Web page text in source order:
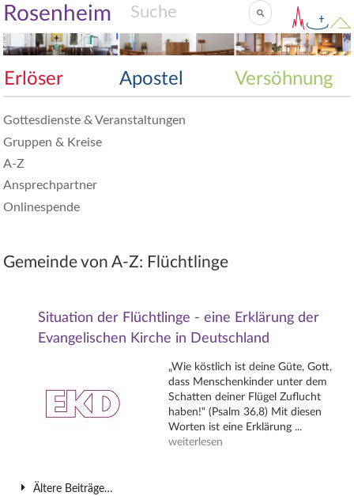
Rosenheim
Erlöser Apostel Versöhnung
Gottesdienste & Veranstaltungen
Gruppen & Kreise
A-Z
Ansprechpartner
Onlinespende
Gemeinde von A-Z: Flüchtlinge
Situation der Flüchtlinge - eine Erklärung der
Evangelischen Kirche in Deutschland
„Wie köstlich ist deine Güte, Gott,
dass Menschenkinder unter dem
Schatten deiner Flügel Zuflucht
haben!“ (Psalm 36,8) Mit diesen
Worten ist eine Erklärung ...
weiterlesen
Ältere Beiträge…